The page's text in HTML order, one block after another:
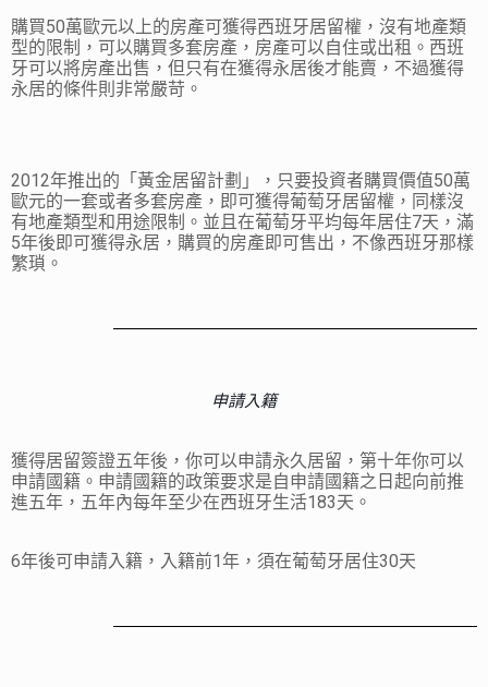
購買50萬歐元以上的房產可獲得西班牙居留權，沒有地產類
型的限制，可以購買多套房產，房產可以自住或出租。西班
牙可以將房產出售，但只有在獲得永居後才能賣，不過獲得
永居的條件則非常嚴苛。
2012年推出的「黃金居留計劃」，只要投資者購買價值50萬
歐元的一套或者多套房產，即可獲得葡萄牙居留權，同樣沒
有地產類型和用途限制。並且在葡萄牙平均每年居住7天，滿
5年後即可獲得永居，購買的房產即可售出，不像西班牙那樣
繁瑣。
申請入籍
獲得居留簽證五年後，你可以申請永久居留，第十年你可以
申請國籍。申請國籍的政策要求是自申請國籍之日起向前推
進五年，五年內每年至少在西班牙生活183天。
6年後可申請入籍，入籍前1年，須在葡萄牙居住30天